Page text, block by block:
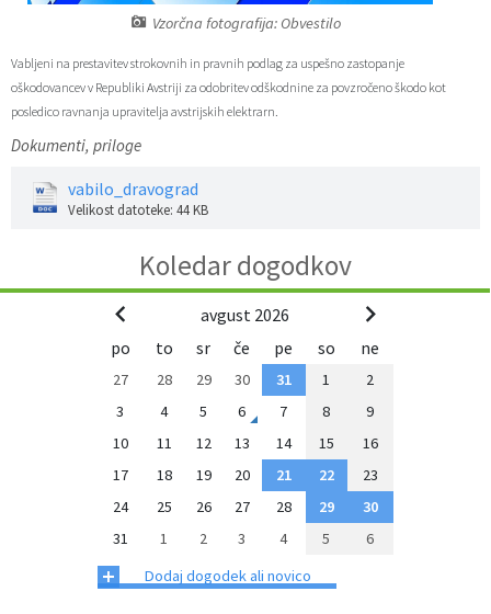
Vzorčna fotografija: Obvestilo
Vabljeni na prestavitev strokovnih in pravnih podlag za uspešno zastopanje
oškodovancev v Republiki Avstriji za odobritev odškodnine za povzročeno škodo kot
posledico ravnanja upravitelja avstrijskih elektrarn.
Dokumenti, priloge
vabilo_dravograd
Velikost datoteke: 44 KB
Koledar dogodkov
avgust 2026
po
to sr če pe so ne
27 28 29 30 31 1
2
3
4 5 6 7 8
9
10
11 12 13 14 15
16
17
18 19 20 21 22
23
24
25 26 27 28 29
30
31
1 2 3 4 5 6
+ Dodaj dogodek ali novico
Zaščita prijaviteljev
Katalog informacij javnega značaja
Fotogalerija
Organigram
Sosvet Občine Dravograd in Policijske postaje Dravograd
Svet koroške regije
Javni razpisi in objave
Varuhov kotiček
Lokalne volitve
Projekti in investicije
Z mladinskim delom proti prekarnosti mladih – pilotni projekt – DRAVIT DRAVOGRAD
Celostna prometna strategija
Lokalni program za mladino 2023 – 2028
Občinski predpisi
Proračun občine
3D model
3D predstavitev občine
Virtualna panorama